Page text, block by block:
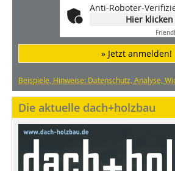
Anti-Roboter-
Hier klicken
» Jetzt anmelden!
Beispiele, Hinweise: Datenschutz, Analyse,
Die aktuelle dach+holzbau